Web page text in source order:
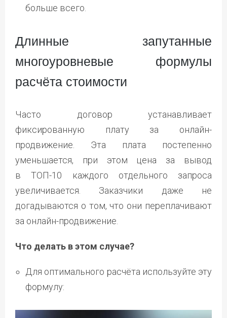
больше всего.
Длинные запутанные
многоуровневые формулы
расчёта стоимости
Часто договор устанавливает
фиксированную плату за онлайн-
продвижение. Эта плата постепенно
уменьшается, при этом цена за вывод
в ТОП-10 каждого отдельного запроса
увеличивается. Заказчики даже не
догадываются о том, что они переплачивают
за онлайн-продвижение.
Что делать в этом случае?
Для оптимального расчёта используйте эту
формулу: